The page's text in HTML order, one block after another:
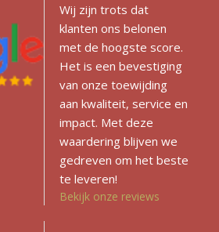
Wij zijn trots dat
klanten ons belonen
met de hoogste score.
Het is een bevestiging
van onze toewijding
aan kwaliteit, service en
impact. Met deze
waardering blijven we
gedreven om het beste
te leveren!
Bekijk onze reviews